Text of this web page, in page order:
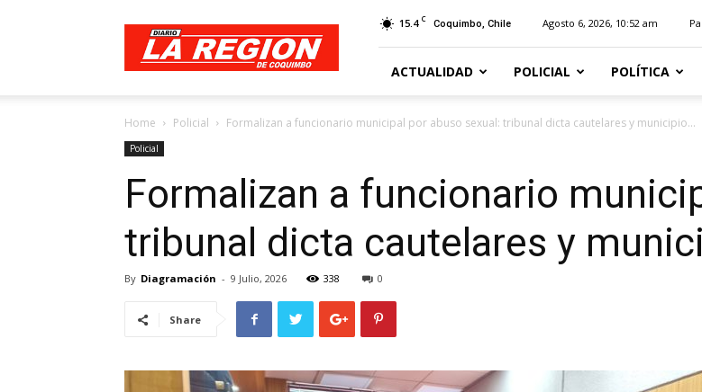
Diario
Región
15.4 C Coquimbo, Chile Agosto 6, 2026, 10:52 am
ACTUALIDAD POLICIAL POLÍTICA
Home Policial Formalizan a funcionario municipal por abuso sexual: tribunal dicta cautelares y municipio...
Policial
Formalizan a funcionario
tribunal dicta cautelares y
By Diagramación - 9 Julio, 2026 338 0
Share